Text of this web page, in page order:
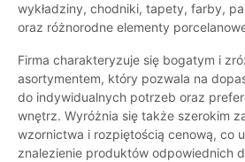
wykładziny, chodniki, tapety, farby,
oraz różnorodne elementy
Firma charakteryzuje się bogatym i
asortymentem, który pozwala na
do indywidualnych potrzeb oraz
wnętrz. Wyróżnia się także szerokim
wzornictwa i rozpiętością cenową, co
znalezienie produktów odpowiednich